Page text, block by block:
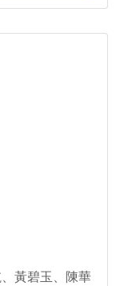
黃碧玉、陳華